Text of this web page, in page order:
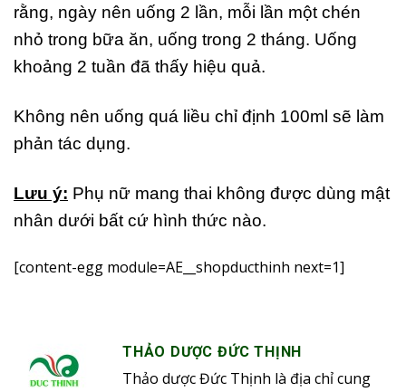
rằng, ngày nên uống 2 lần, mỗi lần một chén
nhỏ trong bữa ăn, uống trong 2 tháng. Uống
khoảng 2 tuần đã thấy hiệu quả.
Không nên uống quá liều chỉ định 100ml sẽ làm
phản tác dụng.
Lưu ý: Phụ nữ mang thai không được dùng mật
nhân dưới bất cứ hình thức nào.
[content-egg module=AE__shopducthinh next=1]
THẢO DƯỢC ĐỨC THỊNH
Thảo dược Đức Thịnh là địa chỉ cung